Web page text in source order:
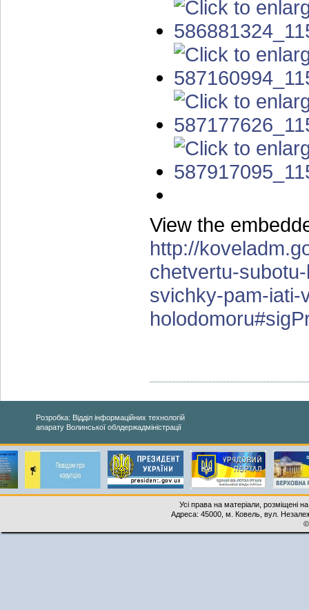
View the
http://
chetvertu-
svichky-pam-iati-
Розробка: Відділ інформаційних технологій
апарату Волинської облдержадміністрації
Усі права на матеріали, розміщені
Адреса: 45000, м. Ковель, вул.